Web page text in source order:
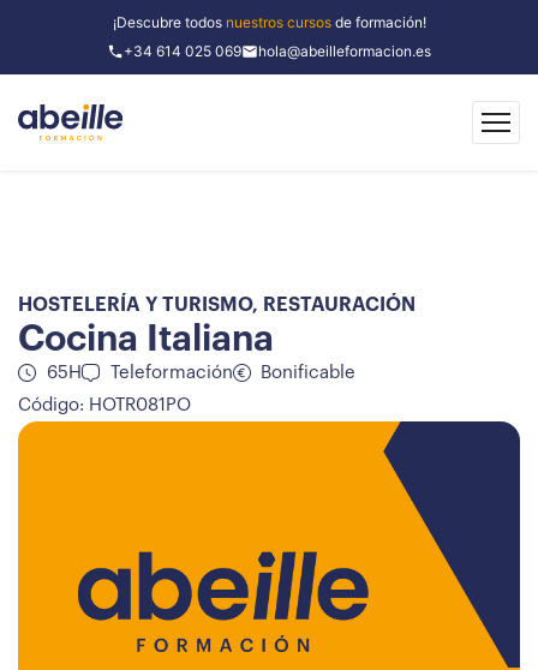
¡Descubre todos nuestros cursosde formación!
+34 614 025 069
hola@abeilleformacion.es
HOSTELERÍA Y TURISMO, RESTAURACIÓN
Cocina Italiana
65H Teleformación
Bonificable
Código: HOTR081PO